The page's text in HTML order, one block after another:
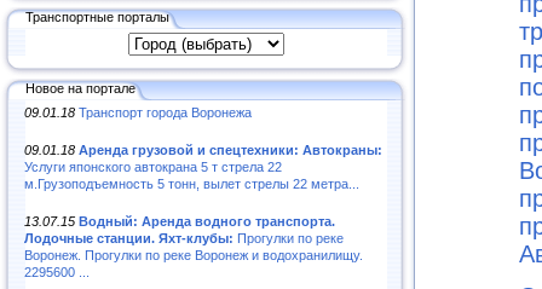
Транспортные порталы
Новое на портале
09.01.18 Транспорт города Воронежа
09.01.18 Аренда грузовой и спецтехники: Автокраны:
Услуги японского автокрана 5 т стрела 22
м.Грузоподъемность 5 тонн, вылет стрелы 22 метра...
13.07.15 Водный: Аренда водного транспорта.
Лодочные станции. Яхт-клубы: Прогулки по реке
Воронеж. Прогулки по реке Воронеж и водохранилищу.
2295600 ...